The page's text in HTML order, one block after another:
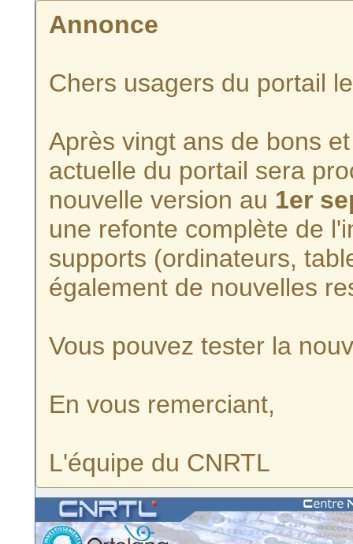
Annonce
Chers usagers du portail
Après vingt ans de bons
actuelle du portail sera
nouvelle version au 1er
une refonte complète de
supports (ordinateurs,
également de nouvelles
Vous pouvez tester la
En vous remerciant,
L'équipe du CNRTL